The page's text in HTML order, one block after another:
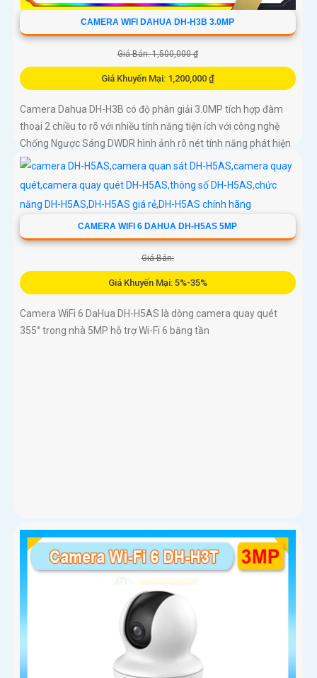
CAMERA WIFI DAHUA DH-H3B 3.0MP
Giá Bán: 1,500,000 ₫
Giá Khuyến Mại: 1,200,000 ₫
Camera Dahua DH-H3B có độ phân giải 3.0MP tích hợp đàm
thoại 2 chiều to rõ với nhiều tính năng tiện ích với công nghệ
Chống Ngược Sáng DWDR hình ảnh rõ nét tính năng phát hiện
chuyển động phân biệt người và chuyển động khác, Hồng
CAMERA WIFI 6 DAHUA DH-H5AS 5MP
Giá Bán:
Giá Khuyến Mại: 5%-35%
Camera WiFi 6 DaHua DH-H5AS là dòng camera quay quét
355° trong nhà 5MP hỗ trợ Wi-Fi 6 băng tần